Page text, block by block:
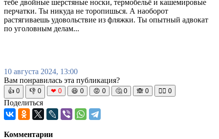
тебе двойные шерстяные носки, термобельё и кашемировые
перчатки. Ты никуда не торопишься. А наоборот
растягиваешь удовольствие из фляжки. Ты опытный адвокат
по уголовным делам...
10 августа 2024, 13:00
Вам понравилась эта публикация?
👍 0 👎 0 ❤ 0 😆 0 😡 0 🤔 0 🙈 0 🧘‍♀️ 0
Поделиться
Комментарии